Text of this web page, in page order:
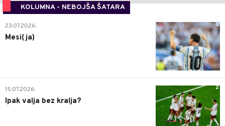
KOLUMNA - NEBOJŠA ŠATARA
0
23.07.2026.
Mesi(ja)
2
15.07.2026.
Ipak valja bez kralja?